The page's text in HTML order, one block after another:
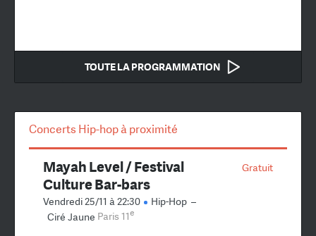
TOUTE LA PROGRAMMATION
Concerts Hip-hop à proximité
Gratuit
Mayah Level / Festival
Culture Bar-bars
Vendredi 25/11 à 22:30 Hip-Hop –
Ciré Jaune Paris 11e